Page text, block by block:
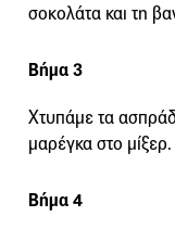
σοκολάτα και τη
Βήμα 3
Χτυπάμε τα
μαρέγκα στο μίξερ.
Βήμα 4